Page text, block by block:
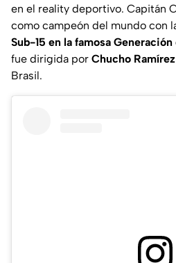
en el reality deportivo. Capitán
como campeón del mundo con
Sub-15 en la famosa
fue dirigida por Chucho Ramírez
Brasil.